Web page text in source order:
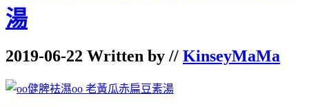
湯
2019-06-22 Written by // KinseyMaMa